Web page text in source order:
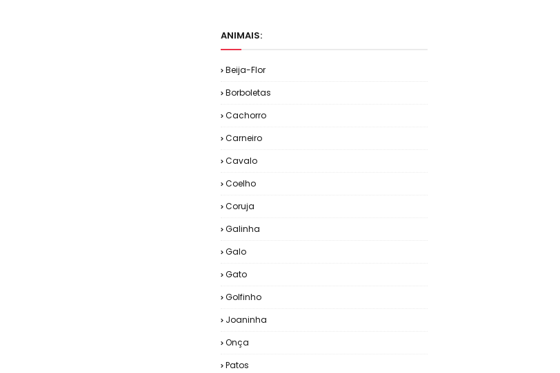
ANIMAIS:
Beija-Flor
Borboletas
Cachorro
Carneiro
Cavalo
Coelho
Coruja
Galinha
Galo
Gato
Golfinho
Joaninha
Onça
Patos